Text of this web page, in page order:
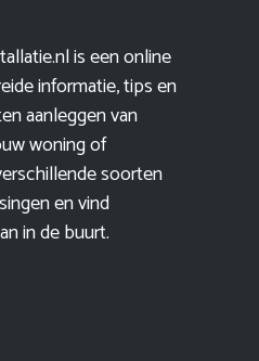
is een online
informatie, tips en
aanleggen van
woning of
soorten
en vind
in de buurt.